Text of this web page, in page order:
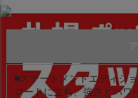
■ステートメントエディシ
コートに立ち、強さとパワ